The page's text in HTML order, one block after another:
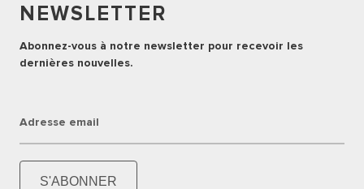
NEWSLETTER
Abonnez-vous à notre newsletter pour recevoir les
dernières nouvelles.
Adresse email
S'ABONNER